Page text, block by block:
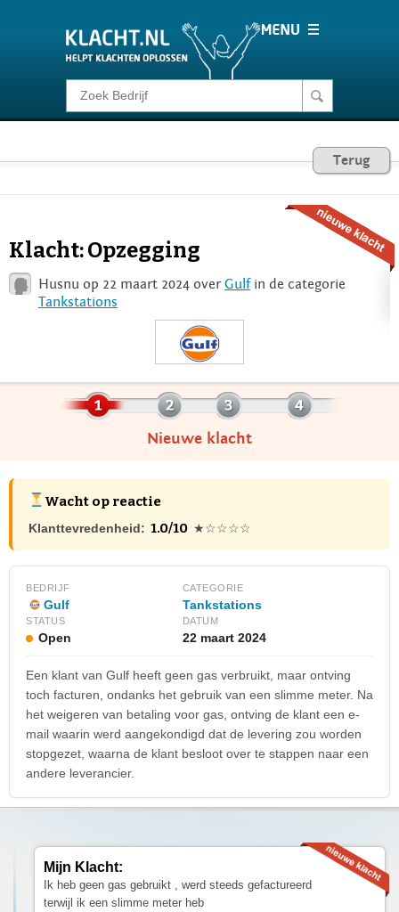
Klacht melden
Consumentenrecht Terug
Klacht: Opzegging
Husnu op 22 maart 2024 overGulfin de categorie
Tankstations
Nieuwe klacht
Wacht op reactie
Klanttevredenheid: 1.0/10 ★☆☆☆☆
BEDRIJF
Gulf
CATEGORIE
Tankstations
STATUS
Open
DATUM
22 maart 2024
Een klant van Gulf heeft geen gas verbruikt, maar ontving
toch facturen, ondanks het gebruik van een slimme meter. Na
het weigeren van betaling voor gas, ontving de klant een e-
mail waarin werd aangekondigd dat de levering zou worden
stopgezet, waarna de klant besloot over te stappen naar een
andere leverancier.
Mijn Klacht:
Ik heb geen gas gebruikt , werd steeds gefactureerd
terwijl ik een slimme meter heb